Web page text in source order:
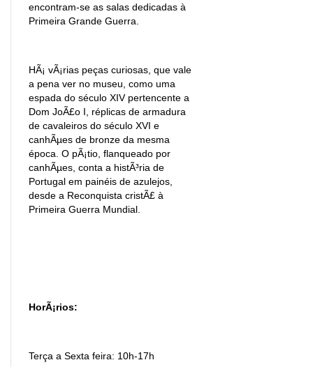
encontram-se as salas dedicadas à
Primeira Grande Guerra.
HÃ¡ vÃ¡rias peças curiosas, que vale
a pena ver no museu, como uma
espada do século XIV pertencente a
Dom JoÃ£o I, réplicas de armadura
de cavaleiros do século XVI e
canhÃµes de bronze da mesma
época. O pÃ¡tio, flanqueado por
canhÃµes, conta a histÃ³ria de
Portugal em painéis de azulejos,
desde a Reconquista cristÃ£ à
Primeira Guerra Mundial.
HorÃ¡rios:
Terça a Sexta feira: 10h-17h